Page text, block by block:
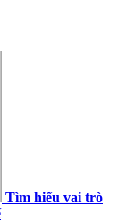
Tìm hiểu vai trò